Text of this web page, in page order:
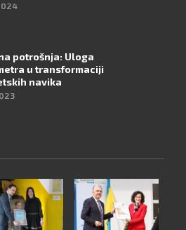
potrošnja: Uloga
u transformaciji
navika